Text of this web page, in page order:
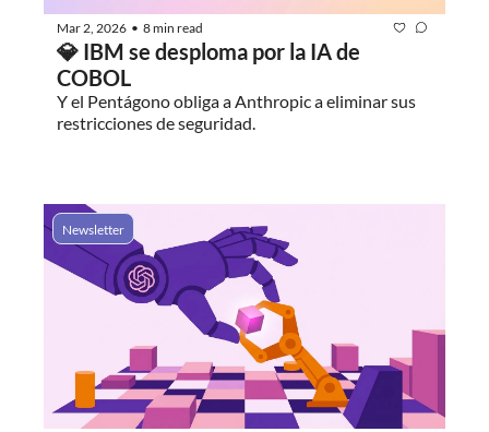
Mar 2, 2026 • 8 min read
💎 IBM se desploma por la IA de
COBOL
Y el Pentágono obliga a Anthropic a eliminar sus
restricciones de seguridad.
Newsletter